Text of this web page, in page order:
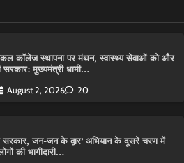
कॉलेज स्थापना पर मंथन, स्वास्थ्य सेवाओं को और
मुख्यमंत्री धामी…
August 2, 2026 20
जन-जन के द्वार’ अभियान के दूसरे चरण में
की भागीदारी…